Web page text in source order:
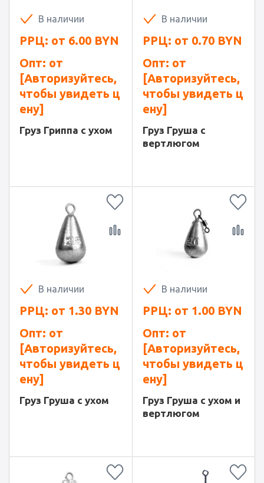
В наличии
РРЦ: от 6.00 BYN
Опт: от
[Авторизуйтесь,
чтобы увидеть ц
ену]
Груз Гриппа с ухом
В наличии
РРЦ: от 0.70 BYN
Опт: от
[Авторизуйтесь,
чтобы увидеть ц
ену]
Груз Груша с
вертлюгом
В наличии
РРЦ: от 1.30 BYN
Опт: от
[Авторизуйтесь,
чтобы увидеть ц
ену]
Груз Груша с ухом
В наличии
РРЦ: от 1.00 BYN
Опт: от
[Авторизуйтесь,
чтобы увидеть ц
ену]
Груз Груша с ухом и
вертлюгом